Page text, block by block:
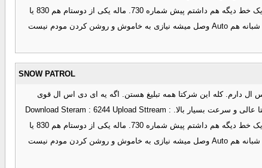
755 همیشه هم 2مگابایت میگیرم ماهی 10 گیگ. Speed Download زیره 450 کیلوبایت نمیره. آپلود هم 60 کیلو بایت. مودم هم Pattom هست . پیش شماره 723 . یک خط دیگه هم داشتم پیش شماره 730. ماله یکی از دوستام هم 830 یا
820 بود اونم هیچ مشکلی نداشت. شبانه هم قبل از اینکه بریم زیره نظر تهران 120 کیلو بایت بود. الان شبانم با روزانه یکیه. 450 تا 600 کبلوبایت.منکه واقا راضیم. شبانه هم Auto وصل میشه نیازی به خاموش و روشن کردن مودم نیست
SNOW PATROL
استفاده می کنم. از زمانی که دیال آپ با اسپید 2 کیلوبایت بود تا حالا که ای دی اس ال دارم. کله این شرکتا همه تبلیغ هستن. اگه یه ای دی اس ال قوی
میخاین با امکانات زیاد و پشتیبانی قوی و بدون قطعی آسیاتک رو معرفی میکنم.3 ساله آسیاتک دارم در کل 2 با قطعی داشتم اونم به خاطر مخابرات بود . پینگ نسبتا عالی و سرعت بسیار بالا. Download Steram : 6244 Upload Sttream :
755 همیشه هم 2مگابایت میگیرم ماهی 10 گیگ. Speed Download زیره 450 کیلوبایت نمیره. آپلود هم 60 کیلو بایت. مودم هم Pattom هست . پیش شماره 723 . یک خط دیگه هم داشتم پیش شماره 730. ماله یکی از دوستام هم 830 یا
820 بود اونم هیچ مشکلی نداشت. شبانه هم قبل از اینکه بریم زیره نظر تهران 120 کیلو بایت بود. الان شبانم با روزانه یکیه. 450 تا 600 کبلوبایت.منکه واقا راضیم. شبانه هم Auto وصل میشه نیازی به خاموش و روشن کردن مودم نیست